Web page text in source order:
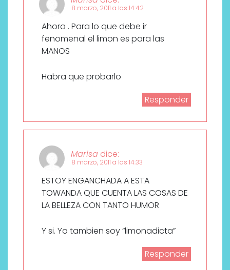
8 marzo, 2011 a las 14:42
Ahora . Para lo que debe ir
fenomenal el limon es para las
MANOS
Habra que probarlo
Responder
Marisa dice:
8 marzo, 2011 a las 14:33
ESTOY ENGANCHADA A ESTA
TOWANDA QUE CUENTA LAS COSAS DE
LA BELLEZA CON TANTO HUMOR
Y si. Yo tambien soy “limonadicta”
Responder